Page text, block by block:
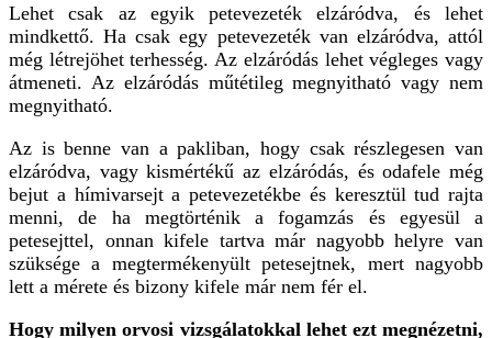
Lehet csak az egyik petevezeték elzáródva, és lehet
mindkettő. Ha csak egy petevezeték van elzáródva, attól
még létrejöhet terhesség. Az elzáródás lehet végleges vagy
átmeneti. Az elzáródás műtétileg megnyitható vagy nem
megnyitható.
Az is benne van a pakliban, hogy csak részlegesen van
elzáródva, vagy kismértékű az elzáródás, és odafele még
bejut a hímivarsejt a petevezetékbe és keresztül tud rajta
menni, de ha megtörténik a fogamzás és egyesül a
petesejttel, onnan kifele tartva már nagyobb helyre van
szüksége a megtermékenyült petesejtnek, mert nagyobb
lett a mérete és bizony kifele már nem fér el.
Hogy milyen orvosi vizsgálatokkal lehet ezt megnézetni,